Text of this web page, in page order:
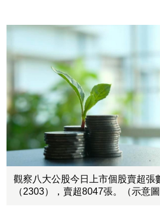
觀察八大公股今日上市個股賣超張
（2303），賣超8047張。（示意